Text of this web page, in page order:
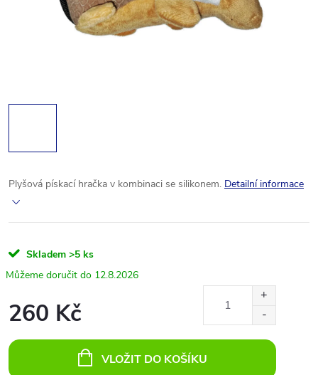
Plyšová pískací hračka v kombinaci se silikonem. Detailní informace
Skladem >5 ks
12.8.2026
260 Kč
cena:
VLOŽIT DO KOŠÍKU